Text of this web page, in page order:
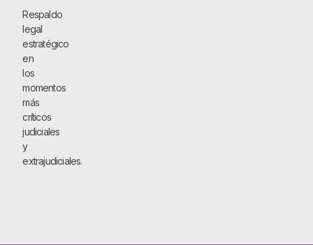
Respaldo
legal
estratégico
en
los
momentos
más
críticos
judiciales
y
extrajudiciales.